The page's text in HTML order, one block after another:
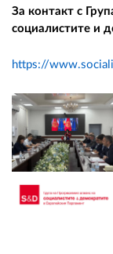
За контакт с
социалистите и
https://